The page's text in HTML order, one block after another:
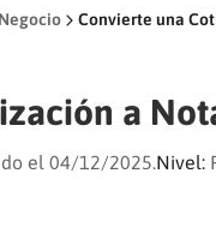
Convierte una
a
el 04/12/2025.Nivel: